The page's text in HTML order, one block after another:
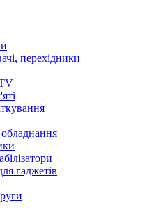
перехідники
гаджетів